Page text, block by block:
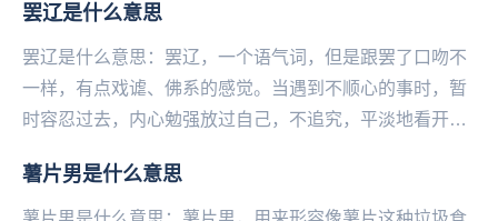
罢辽是什么意思
罢辽是什么意思：罢辽，一个语气词，但是跟罢了口吻不
一样，有点戏谑、佛系的感觉。当遇到不顺心的事时，暂
时容忍过去，内心勉强放过自己，不追究，平淡地看开一
薯片男是什么意思